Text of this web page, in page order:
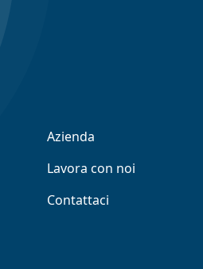
Azienda
Lavora con noi
Contattaci